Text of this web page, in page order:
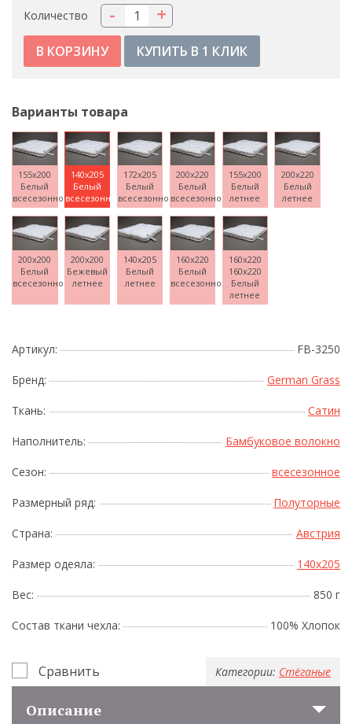
Количество +
-
КУПИТЬ В 1 КЛИК
Варианты товара
155x200
Белый
всесезонное
140x205
Белый
всесезонное
172x205
Белый
всесезонное
200x220
Белый
всесезонное
155x200
Белый
летнее
200x220
Белый
летнее
200x200
Белый
всесезонное
200x200
Бежевый
летнее
140x205
Белый
летнее
160x220
Белый
всесезонное
160x220
160x220
Белый
летнее
Артикул: FB-3250
Бренд: German Grass
Ткань: Сатин
Наполнитель: Бамбуковое волокно
Сезон: всесезонное
Размерный ряд: Полуторные
Страна: Австрия
Размер одеяла: 140x205
Вес: 850 г
Состав ткани чехла: 100% Хлопок
Сравнить Категории: Стёганые
Описание